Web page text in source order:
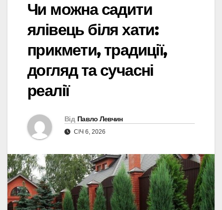
Чи можна садити
ялівець біля хати:
прикмети, традиції,
догляд та сучасні
реалії
Від Павло Левчин
СІЧ 6, 2026